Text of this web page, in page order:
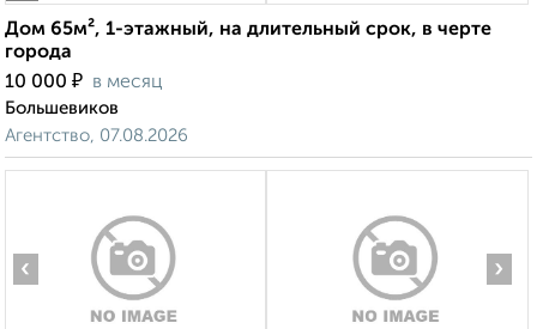
Дом 65м², 1-этажный, на длительный срок, в черте
города
10 000 ₽ в месяц
Большевиков
Агентство, 07.08.2026
‹ ›